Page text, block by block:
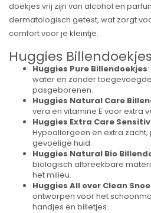
doekjes vrij zijn van alcohol en
dermatologisch getest, wat zorgt
comfort voor je kleintje.
Huggies
Huggies Pure Billendoekjes:
water en zonder
pasgeborenen.
Huggies Natural Care
vera en vitamine E voor extra
Huggies Extra Care
Hypoallergeen en extra
gevoelige huid.
Huggies Natural Bio
biologisch afbreekbare
het milieu.
Huggies All over Clean
ontworpen voor het
handjes en billetjes.